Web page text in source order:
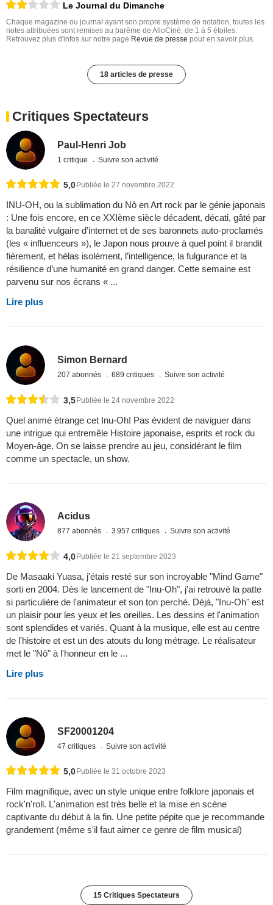
Le Journal du Dimanche
Chaque magazine ou journal ayant son propre système de notation, toutes les
notes attribuées sont remises au barême de AlloCiné, de 1 à 5 étoiles.
Retrouvez plus d'infos sur notre page Revue de presse pour en savoir plus.
18 articles de presse
Critiques Spectateurs
Paul-Henri Job
1 critique Suivre son activité
5,0 Publiée le 27 novembre 2022
INU-OH, ou la sublimation du Nô en Art rock par le génie japonais
: Une fois encore, en ce XXIème siècle décadent, décati, gâté par
la banalité vulgaire d’internet et de ses baronnets auto-proclamés
(les « influenceurs »), le Japon nous prouve à quel point il brandit
fièrement, et hélas isolément, l’intelligence, la fulgurance et la
résilience d’une humanité en grand danger. Cette semaine est
parvenu sur nos écrans « ...
Lire plus
Simon Bernard
207 abonnés 689 critiques Suivre son activité
3,5Publiée le 24 novembre 2022
Quel animé étrange cet Inu-Oh! Pas évident de naviguer dans
une intrigue qui entremêle Histoire japonaise, esprits et rock du
Moyen-âge. On se laisse prendre au jeu, considérant le film
comme un spectacle, un show.
Acidus
877 abonnés 3 957 critiques Suivre son activité
4,0 Publiée le 21 septembre 2023
De Masaaki Yuasa, j'étais resté sur son incroyable "Mind Game"
sorti en 2004. Dès le lancement de "Inu-Oh", j'ai retrouvé la patte
si particulière de l'animateur et son ton perché. Déjà, "Inu-Oh" est
un plaisir pour les yeux et les oreilles. Les dessins et l'animation
sont splendides et variés. Quant à la musique, elle est au centre
de l'histoire et est un des atouts du long métrage. Le réalisateur
met le "Nô" à l'honneur en le ...
Lire plus
SF20001204
47 critiques Suivre son activité
5,0 Publiée le 31 octobre 2023
Film magnifique, avec un style unique entre folklore japonais et
rock'n'roll. L'animation est très belle et la mise en scène
captivante du début à la fin. Une petite pépite que je recommande
grandement (même s'il faut aimer ce genre de film musical)
15 Critiques Spectateurs